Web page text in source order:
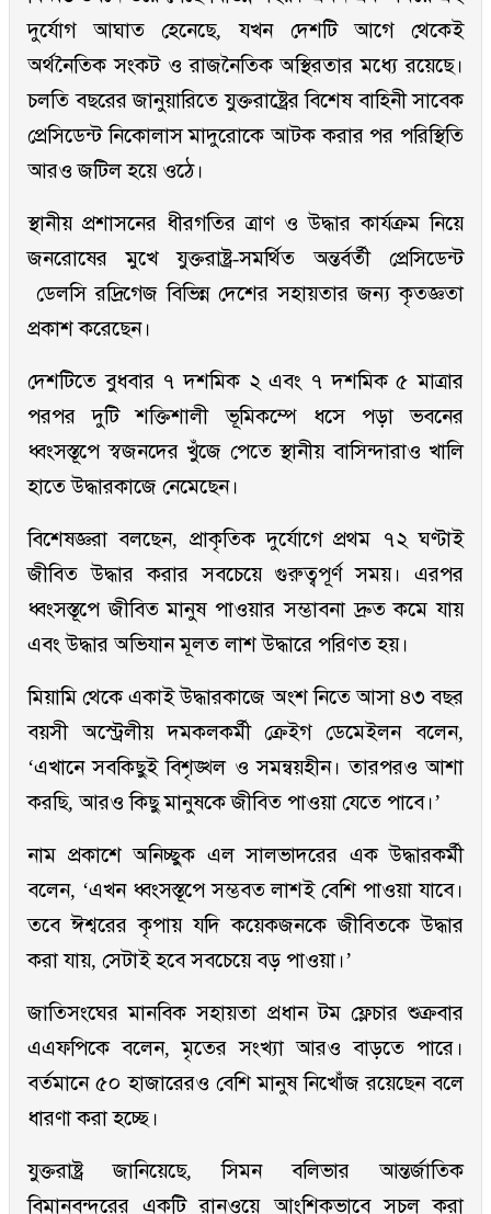
দুর্যোগ আঘাত হেনেছে, যখন দেশটি আগে থেকেই
অর্থনৈতিক সংকট ও রাজনৈতিক অস্থিরতার মধ্যে রয়েছে।
চলতি বছরের জানুয়ারিতে যুক্তরাষ্ট্রের বিশেষ বাহিনী সাবেক
প্রেসিডেন্ট নিকোলাস মাদুরোকে আটক করার পর পরিস্থিতি
আরও জটিল হয়ে ওঠে।
স্থানীয় প্রশাসনের ধীরগতির ত্রাণ ও উদ্ধার কার্যক্রম নিয়ে
জনরোষের মুখে যুক্তরাষ্ট্র-সমর্থিত অন্তর্বর্তী প্রেসিডেন্ট
ডেলসি রদ্রিগেজ বিভিন্ন দেশের সহায়তার জন্য কৃতজ্ঞতা
প্রকাশ করেছেন।
দেশটিতে বুধবার ৭ দশমিক ২ এবং ৭ দশমিক ৫ মাত্রার
পরপর দুটি শক্তিশালী ভূমিকম্পে ধসে পড়া ভবনের
ধ্বংসস্তূপে স্বজনদের খুঁজে পেতে স্থানীয় বাসিন্দারাও খালি
হাতে উদ্ধারকাজে নেমেছেন।
বিশেষজ্ঞরা বলছেন, প্রাকৃতিক দুর্যোগে প্রথম ৭২ ঘণ্টাই
জীবিত উদ্ধার করার সবচেয়ে গুরুত্বপূর্ণ সময়। এরপর
ধ্বংসস্তূপে জীবিত মানুষ পাওয়ার সম্ভাবনা দ্রুত কমে যায়
এবং উদ্ধার অভিযান মূলত লাশ উদ্ধারে পরিণত হয়।
মিয়ামি থেকে একাই উদ্ধারকাজে অংশ নিতে আসা ৪৩ বছর
বয়সী অস্ট্রেলীয় দমকলকর্মী ক্রেইগ ডেমেইলন বলেন,
‘এখানে সবকিছুই বিশৃঙ্খল ও সমন্বয়হীন। তারপরও আশা
করছি, আরও কিছু মানুষকে জীবিত পাওয়া যেতে পাবে।’
নাম প্রকাশে অনিচ্ছুক এল সালভাদরের এক উদ্ধারকর্মী
বলেন, ‘এখন ধ্বংসস্তূপে সম্ভবত লাশই বেশি পাওয়া যাবে।
তবে ঈশ্বরের কৃপায় যদি কয়েকজনকে জীবিতকে উদ্ধার
করা যায়, সেটাই হবে সবচেয়ে বড় পাওয়া।’
জাতিসংঘের মানবিক সহায়তা প্রধান টম ফ্লেচার শুক্রবার
এএফপিকে বলেন, মৃতের সংখ্যা আরও বাড়তে পারে।
বর্তমানে ৫০ হাজারেরও বেশি মানুষ নিখোঁজ রয়েছেন বলে
ধারণা করা হচ্ছে।
যুক্তরাষ্ট্র জানিয়েছে, সিমন বলিভার আন্তর্জাতিক
বিমানবন্দরের একটি রানওয়ে আংশিকভাবে সচল করা